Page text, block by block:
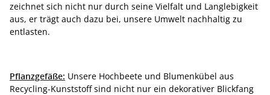
zeichnet sich nicht nur durch seine Vielfalt und Langlebigkeit
aus, er trägt auch dazu bei, unsere Umwelt nachhaltig zu
entlasten.
Pflanzgefäße: Unsere Hochbeete und Blumenkübel aus
Recycling-Kunststoff sind nicht nur ein dekorativer Blickfang